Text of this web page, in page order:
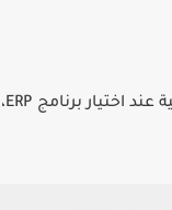
يُعد وجود دعم فني قوي أحد العوامل الأساسية عند اختيار برنامج ERP،